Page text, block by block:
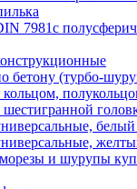
7981с
бетону (турбо-
и шурупы